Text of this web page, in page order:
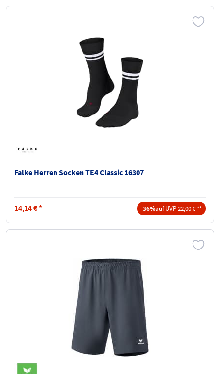
Falke Herren Socken TE4 Classic 16307
14,14€ * -36%auf UVP 22,00 € **